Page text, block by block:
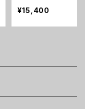
■配送まで3週
¥15,400